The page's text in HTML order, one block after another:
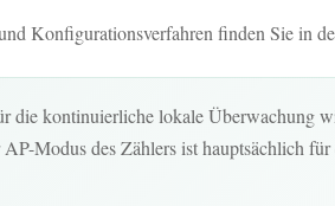
Konfigurationsverfahren finden Sie in
die kontinuierliche lokale Überwachung
Modus des Zählers ist hauptsächlich